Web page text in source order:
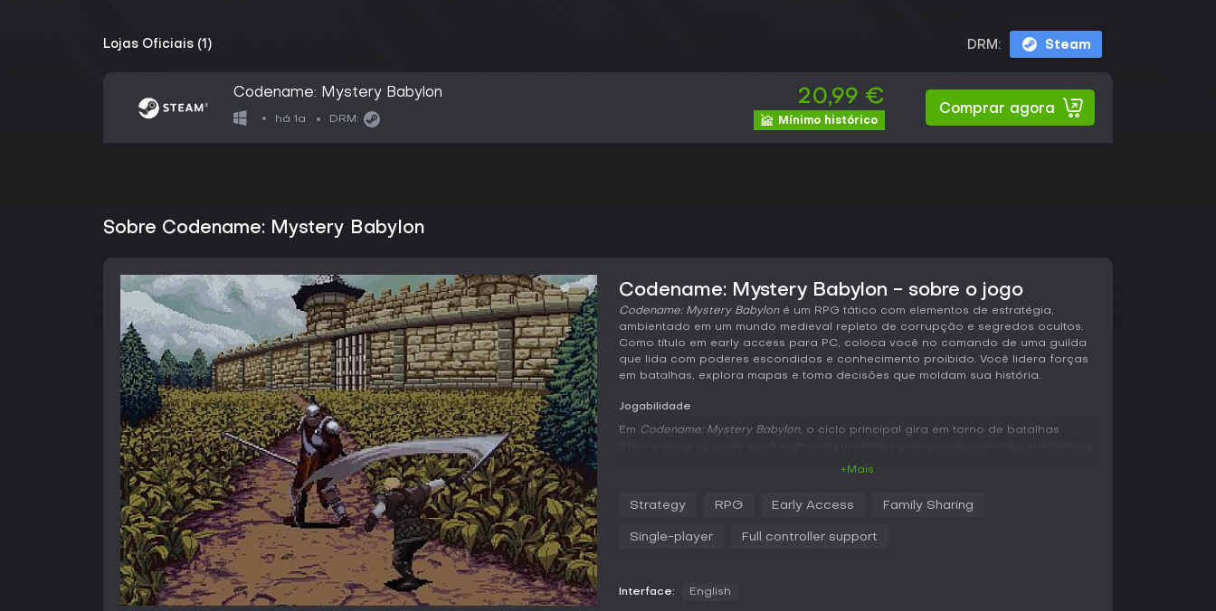
Lojas Oficiais (1) DRM: Steam
Codename: Mystery Babylon
há 1a DRM:
20,99 €
Mínimo histórico
Comprar agora
Sobre Codename: Mystery Babylon
Codename: Mystery Babylon - sobre o jogo
Codename: Mystery Babyloné um RPG tático com elementos de estratégia,
ambientado em um mundo medieval repleto de corrupção e segredos ocultos.
Como título em early access para PC, coloca você no comando de uma guilda
que lida com poderes escondidos e conhecimento proibido. Você lidera forças
em batalhas, explora mapas e toma decisões que moldam sua história.
Jogabilidade
Em Codename: Mystery Babylon, o ciclo principal gira em torno de batalhas
sistema de diálogos que influencia resultados e relações. O foco está em
recursos ainda estejam em desenvolvimento.
prestígio junto a vários grupos. Missões elevam o rank da guilda, abrindo
+Mais
Strategy RPG Early Access Family Sharing
Single-player Full controller support
Interface: English